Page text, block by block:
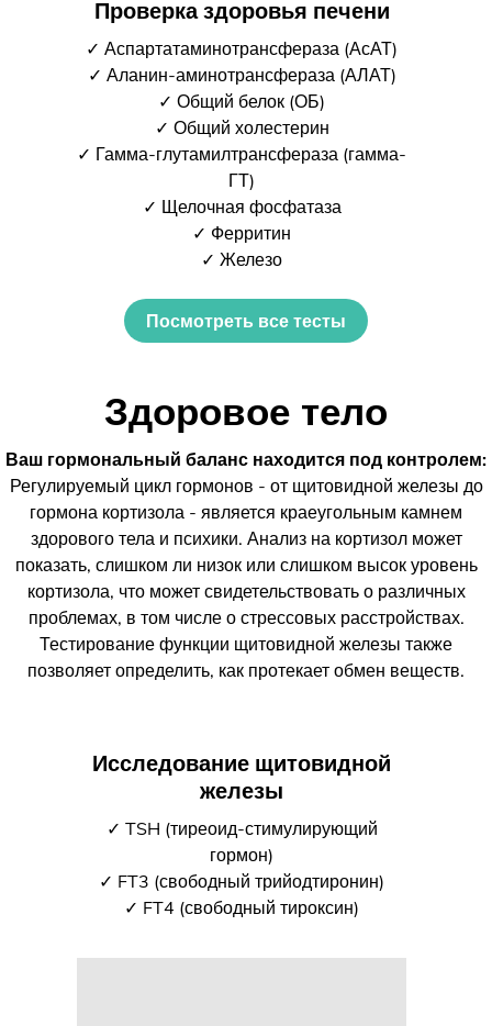
Проверка здоровья печени
✓ Аспартатаминотрансфераза (АсАТ)
✓ Аланин-аминотрансфераза (АЛАТ)
✓ Общий белок (ОБ)
✓ Общий холестерин
✓ Гамма-глутамилтрансфераза (гамма-
ГТ)
✓ Щелочная фосфатаза
✓ Ферритин
✓ Железо
Посмотреть все тесты
Здоровое тело
Ваш гормональный баланс находится под контролем:
Регулируемый цикл гормонов - от щитовидной железы до
гормона кортизола - является краеугольным камнем
здорового тела и психики. Анализ на кортизол может
показать, слишком ли низок или слишком высок уровень
кортизола, что может свидетельствовать о различных
проблемах, в том числе о стрессовых расстройствах.
Тестирование функции щитовидной железы также
позволяет определить, как протекает обмен веществ.
Исследование щитовидной
железы
✓ TSH (тиреоид-стимулирующий
гормон)
✓ FT3 (свободный трийодтиронин)
✓ FT4 (свободный тироксин)